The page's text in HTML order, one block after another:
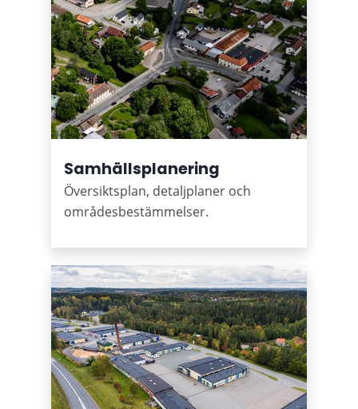
Samhällsplanering
Översiktsplan, detaljplaner och
områdesbestämmelser.